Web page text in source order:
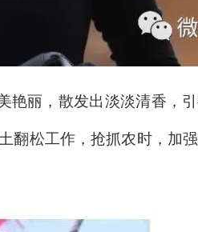
艳丽，散发出淡淡清香，
翻松工作，抢抓农时，加